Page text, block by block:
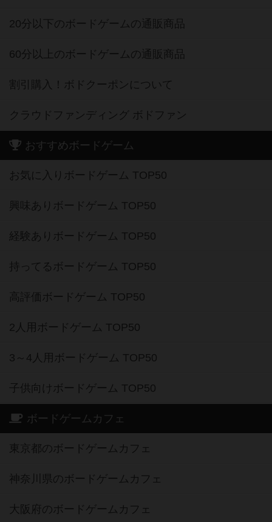
20分以下のボードゲームの通販商品
60分以上のボードゲームの通販商品
割引購入！ボドクーポンについて
クラウドファンディング ボドファン
おすすめボードゲーム
お気に入りボードゲーム TOP50
興味ありボードゲーム TOP50
経験ありボードゲーム TOP50
持ってるボードゲーム TOP50
高評価ボードゲーム TOP50
2人用ボードゲーム TOP50
3～4人用ボードゲーム TOP50
子供向けボードゲーム TOP50
ボードゲームカフェ
東京都のボードゲームカフェ
神奈川県のボードゲームカフェ
大阪府のボードゲームカフェ